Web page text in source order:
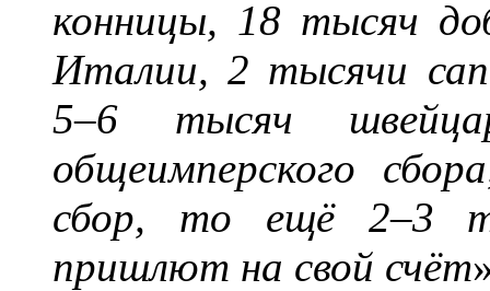
конницы, 18 тысяч
Италии, 2 тысячи
5–6 тысяч
общеимперского
сбор, то ещё 2–3
пришлют на свой счёт